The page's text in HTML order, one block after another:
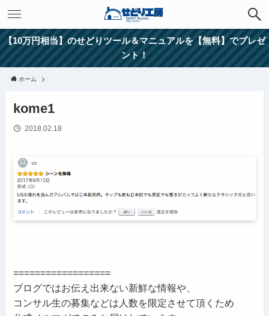
【10万円相当】のせどりツール＆マニュアルを【無料】でプレゼ
ント！
ホーム
kome1
2018.02.18
==================
ブログではお伝え出来ない新鮮な情報や、
コンサル生の募集などは人数を限定させて頂くため